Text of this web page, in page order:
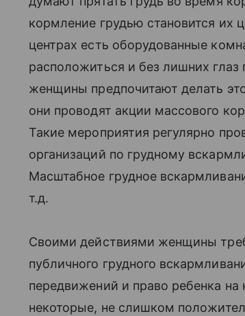
кормление грудью становится их
центрах есть оборудованные
расположиться и без лишних
женщины предпочитают делать
они проводят акции массового
Такие мероприятия регулярно
организаций по грудному
Масштабное грудное
т.д.
Своими действиями женщины
публичного грудного
передвижений и право ребенка
некоторые, не слишком